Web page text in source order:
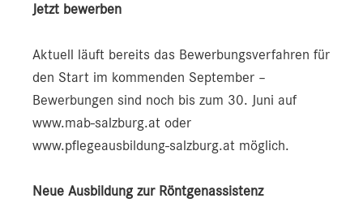
Jetzt bewerben
Aktuell läuft bereits das Bewerbungsverfahren für
den Start im kommenden September –
Bewerbungen sind noch bis zum 30. Juni auf
www.mab-salzburg.at oder
www.pflegeausbildung-salzburg.at möglich.
Neue Ausbildung zur Röntgenassistenz